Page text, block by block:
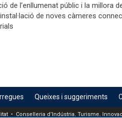
de l’enllumenat públic i la millora
de noves càmeres
Queixes i suggeriments
• Conselleria d’Indústria, Turisme,